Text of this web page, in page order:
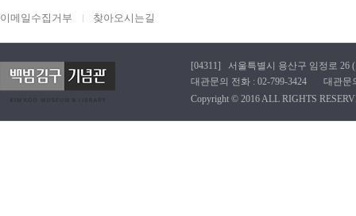
이메일수집거부 찾아오시는길
[04311] 서울특별시 용산구 임정로
대관문의 전화 : 02-799-3424 대관문
Copyright © 2016 ALL RIGHTS